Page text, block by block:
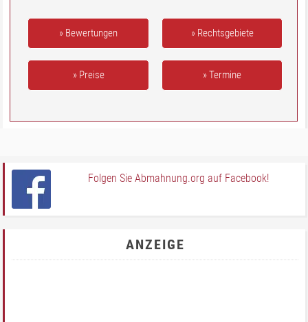
» Bewertungen » Rechtsgebiete
» Preise » Termine
Folgen Sie Abmahnung.org auf Facebook!
ANZEIGE